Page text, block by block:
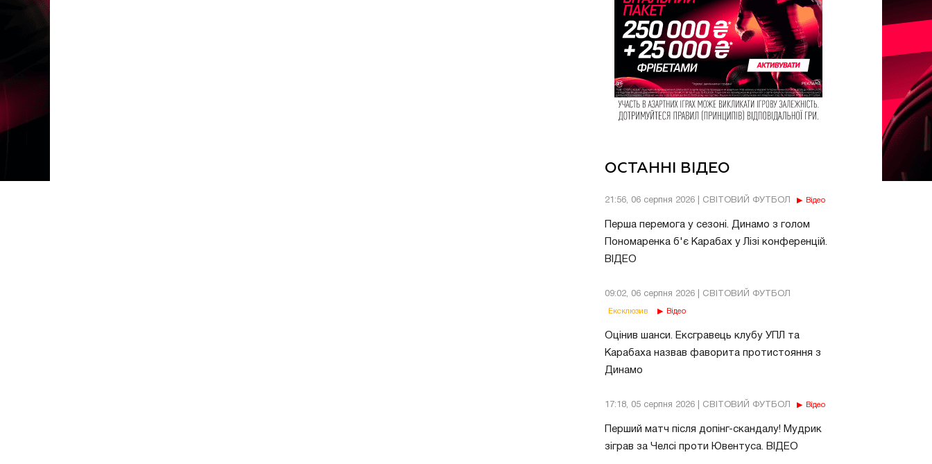
ОСТАННІ ВІДЕО
21:56, 06 серпня 2026 | СВІТОВИЙ ФУТБОЛ Відео
Перша перемога у сезоні. Динамо з голом
Пономаренка б'є Карабах у Лізі конференцій.
ВІДЕО
09:02, 06 серпня 2026 | СВІТОВИЙ ФУТБОЛ
Ексклюзив Відео
Оцінив шанси. Ексгравець клубу УПЛ та
Карабаха назвав фаворита протистояння з
Динамо
17:18, 05 серпня 2026 | СВІТОВИЙ ФУТБОЛ Відео
Перший матч після допінг-скандалу! Мудрик
зіграв за Челсі проти Ювентуса. ВІДЕО